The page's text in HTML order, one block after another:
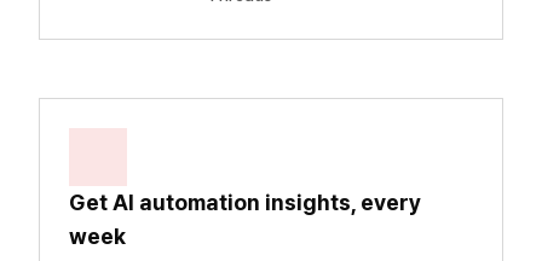
Get AI automation insights, every
week